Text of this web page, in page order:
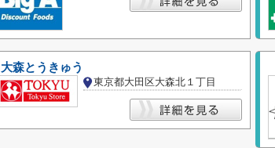
大森とうきゅう
東京都大田区大森北１丁目